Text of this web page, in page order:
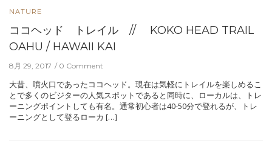
NATURE
ココヘッド トレイル // KOKO HEAD TRAIL
OAHU / HAWAII KAI
8月 29, 2017 0 Comment
大昔、噴火口であったココヘッド。現在は気軽にトレイルを楽しめるこ
とで多くのビジターの人気スポットであると同時に、ローカルは、トレ
ーニングポイントしても有名。通常初心者は40-50分で登れるが、トレ
ーニングとして登るローカ […]